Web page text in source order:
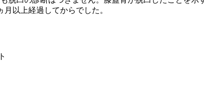
以上経過してからでした。